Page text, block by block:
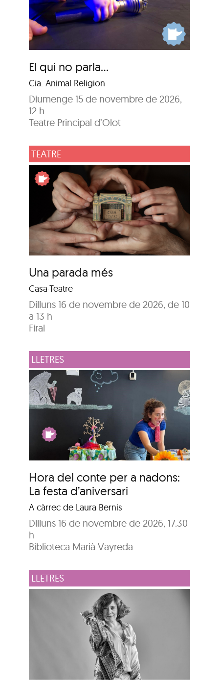
El qui no parla…
Cia. Animal Religion
Diumenge 15 de novembre de 2026,
12 h
Teatre Principal d’Olot
TEATRE
Una parada més
Casa·Teatre
Dilluns 16 de novembre de 2026, de 10
a 13 h
Firal
LLETRES
Hora del conte per a nadons:
La festa d’aniversari
A càrrec de Laura Bernis
Dilluns 16 de novembre de 2026, 17.30
h
Biblioteca Marià Vayreda
LLETRES